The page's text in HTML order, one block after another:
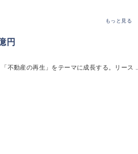
もっと見る
円
動産の再生」をテーマに成長する。リース ...